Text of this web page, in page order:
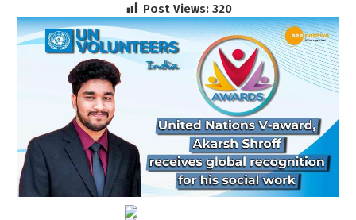
Post Views: 320